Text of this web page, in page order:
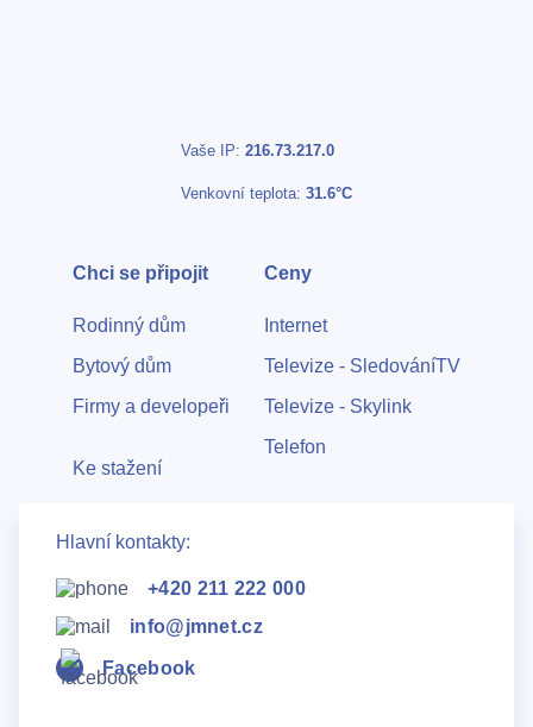
Vaše IP: 216.73.217.0
Venkovní teplota: 31.6°C
Chci se připojit
Rodinný dům
Bytový dům
Firmy a developeři
Ke stažení
Ceny
Internet
Televize - SledováníTV
Televize - Skylink
Telefon
Hlavní kontakty:
+420 211 222 000
info@jmnet.cz
Facebook